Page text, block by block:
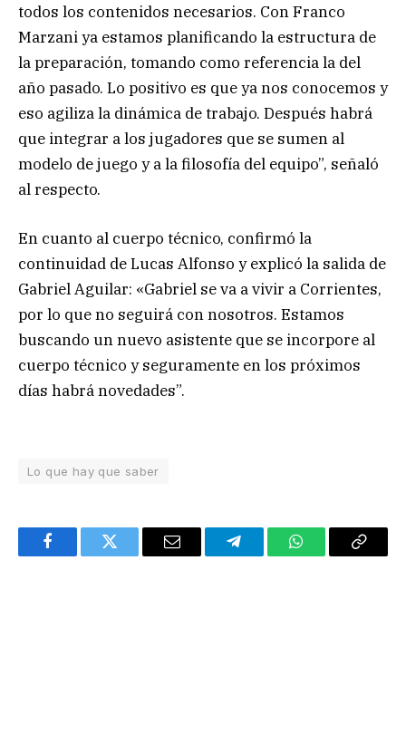
todos los contenidos necesarios. Con Franco
Marzani ya estamos planificando la estructura de
la preparación, tomando como referencia la del
año pasado. Lo positivo es que ya nos conocemos y
eso agiliza la dinámica de trabajo. Después habrá
que integrar a los jugadores que se sumen al
modelo de juego y a la filosofía del equipo”, señaló
al respecto.
En cuanto al cuerpo técnico, confirmó la
continuidad de Lucas Alfonso y explicó la salida de
Gabriel Aguilar: «Gabriel se va a vivir a Corrientes,
por lo que no seguirá con nosotros. Estamos
buscando un nuevo asistente que se incorpore al
cuerpo técnico y seguramente en los próximos
días habrá novedades”.
Lo que hay que saber
FacebookTwitter Email TelegramWhatsAppCopy